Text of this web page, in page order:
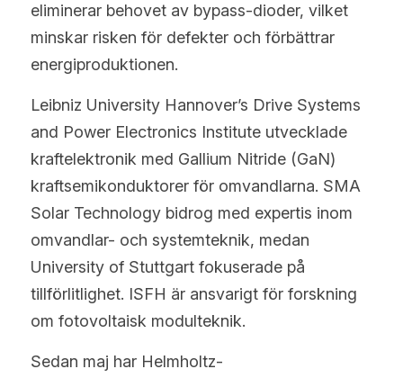
eliminerar behovet av bypass-dioder, vilket
minskar risken för defekter och förbättrar
energiproduktionen.
Leibniz University Hannover’s Drive Systems
and Power Electronics Institute utvecklade
kraftelektronik med Gallium Nitride (GaN)
kraftsemikonduktorer för omvandlarna. SMA
Solar Technology bidrog med expertis inom
omvandlar- och systemteknik, medan
University of Stuttgart fokuserade på
tillförlitlighet. ISFH är ansvarigt för forskning
om fotovoltaisk modulteknik.
Sedan maj har Helmholtz-